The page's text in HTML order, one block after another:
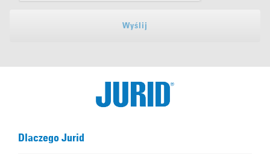
Wyślij
Dlaczego Jurid